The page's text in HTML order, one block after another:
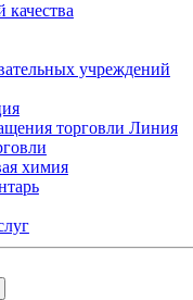
качества
учреждений
торговли Линия
химия